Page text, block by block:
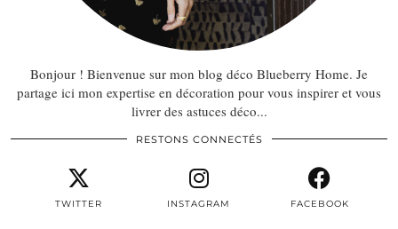
Bonjour ! Bienvenue sur mon blog déco Blueberry Home. Je
partage ici mon expertise en décoration pour vous inspirer et vous
livrer des astuces déco...
RESTONS CONNECTÉS
TWITTER INSTAGRAM FACEBOOK